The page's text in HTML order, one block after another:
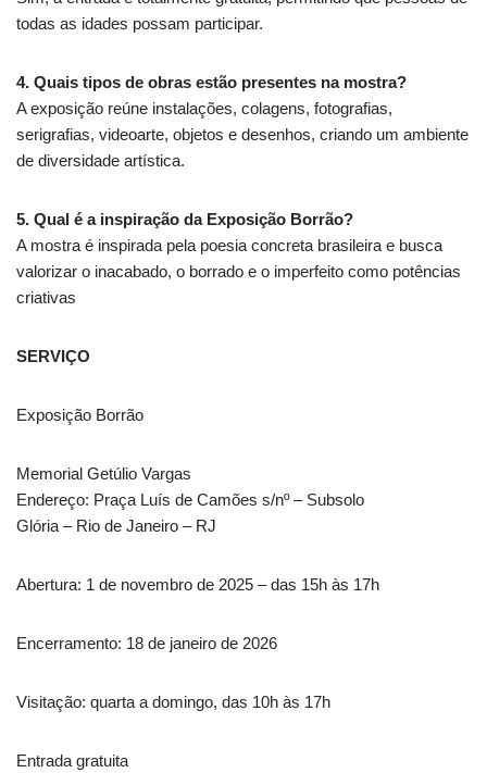
todas as idades possam participar.
4. Quais tipos de obras estão presentes na mostra?
A exposição reúne instalações, colagens, fotografias,
serigrafias, videoarte, objetos e desenhos, criando um ambiente
de diversidade artística.
5. Qual é a inspiração da Exposição Borrão?
A mostra é inspirada pela poesia concreta brasileira e busca
valorizar o inacabado, o borrado e o imperfeito como potências
criativas
SERVIÇO
Exposição Borrão
Memorial Getúlio Vargas
Endereço: Praça Luís de Camões s/nº – Subsolo
Glória – Rio de Janeiro – RJ
Abertura: 1 de novembro de 2025 – das 15h às 17h
Encerramento: 18 de janeiro de 2026
Visitação: quarta a domingo, das 10h às 17h
Entrada gratuita